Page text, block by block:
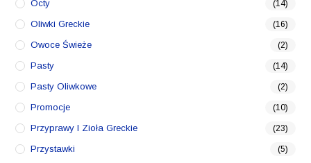
Octy (14)
Oliwki Greckie (16)
Owoce Świeże (2)
Pasty (14)
Pasty Oliwkowe (2)
Promocje (10)
Przyprawy I Zioła Greckie (23)
Przystawki (5)